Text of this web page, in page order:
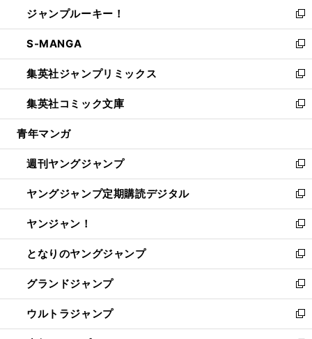
く
で
開
く
ド
ウ
で
開
く
ィ
ン
ド
ウ
で
開
く
い
ウ
ィ
ン
ド
ウ
で
開
ジャンプルーキー！
新
し
い
ウ
ィ
ン
ド
ウ
開
く
S-MANGA
新
し
い
ウ
ィ
ン
ウ
で
開
く
集英社ジャンプリミックス
新
し
い
ウ
ン
ド
ウ
で
開
く
集英社コミック文庫
新
し
ウ
ィ
ン
ド
ウ
で
開
く
青年マンガ
週刊ヤングジャンプ
新
し
い
ウ
ィ
ン
ド
ウ
で
開
く
ヤングジャンプ定期購読デジタル
新
し
い
ウ
ィ
ン
ド
ウ
で
開
ヤンジャン！
新
し
い
ウ
ィ
ン
ド
ウ
となりのヤングジャンプ
新
し
い
ウ
ィ
ン
グランドジャンプ
新
し
い
ウ
ウルトラジャンプ
新
し